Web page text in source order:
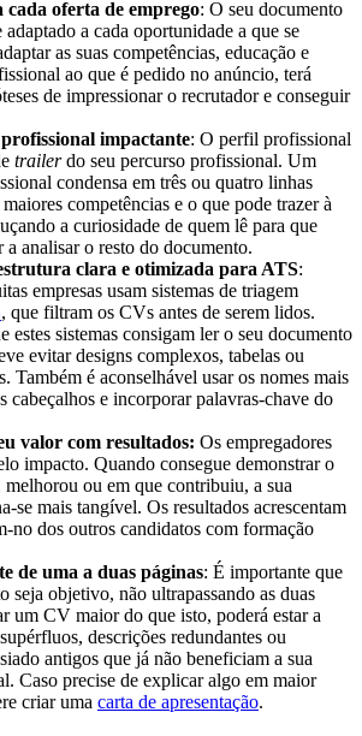
oferta de emprego: O seu documento
adaptado a cada oportunidade a que se
as suas competências, educação e
ao que é pedido no anúncio, terá
de impressionar o recrutador e conseguir
impactante: O perfil profissional
trailerdo seu percurso profissional. Um
condensa em três ou quatro linhas
maiores competências e o que pode trazer à
a curiosidade de quem lê para que
a analisar o resto do documento.
clara e otimizada para ATS:
empresas usam sistemas de triagem
, que filtram os CVs antes de serem lidos.
estes sistemas consigam ler o seu documento
evitar designs complexos, tabelas ou
Também é aconselhável usar os nomes mais
cabeçalhos e incorporar palavras-chave do
valor com resultados: Os empregadores
impacto. Quando consegue demonstrar o
melhorou ou em que contribuiu, a sua
se mais tangível. Os resultados acrescentam
no dos outros candidatos com formação
de uma a duas páginas: É importante que
seja objetivo, não ultrapassando as duas
um CV maior do que isto, poderá estar a
descrições redundantes ou
antigos que já não beneficiam a sua
Caso precise de explicar algo em maior
criar uma carta de apresentação.